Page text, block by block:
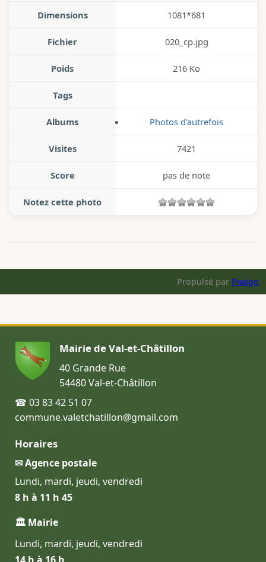
Dimensions 1081*681
Fichier 020_cp.jpg
Poids 216 Ko
Tags
Albums Photos d'autrefois
Visites 7421
Score pas de note
Notez cette photo
Propulsé par Piwigo
Mairie de Val-et-Châtillon
40 Grande Rue
54480 Val-et-Châtillon
☎ 03 83 42 51 07
commune.valetchatillon@gmail.com
Horaires
✉ Agence postale
Lundi, mardi, jeudi, vendredi
8 h à 11 h 45
🏛 Mairie
Lundi, mardi, jeudi, vendredi